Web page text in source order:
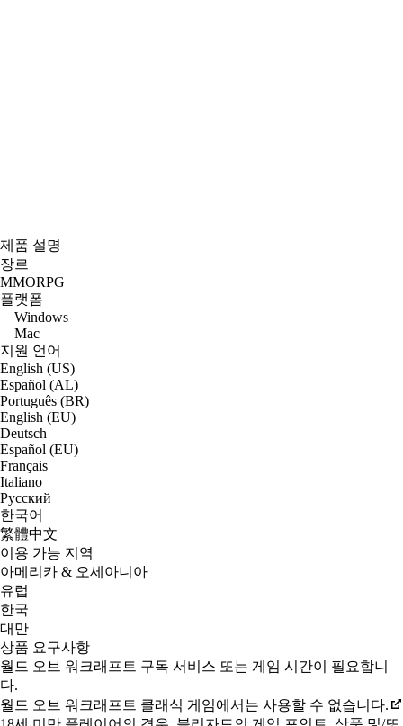
제품 설명
장르
MMORPG
플랫폼
Windows
Mac
지원 언어
English (US)
Español (AL)
Português (BR)
English (EU)
Deutsch
Español (EU)
Français
Italiano
Русский
한국어
繁體中文
이용 가능 지역
아메리카 & 오세아니아
유럽
한국
대만
상품 요구사항
월드 오브 워크래프트 구독 서비스 또는 게임 시간이 필요합니
다.
월드 오브 워크래프트 클래식 게임에서는 사용할 수 없습니다.